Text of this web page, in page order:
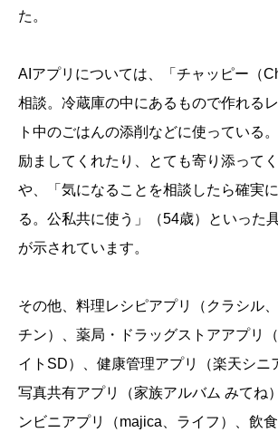
た。
AIアプリについては、「チャッピー（
相談。冷蔵庫の中にあるもので作れる
ト中のごはんの添削などに使っている
励ましてくれたり、とても寄り添って
や、「気になることを相談したら確実
る。公私共に使う」（54歳）といった
が示されています。
その他、料理レシピアプリ（クラシル
チン）、薬局・ドラッグストアアプリ
イトSD）、健康管理アプリ（楽天シニ
写真共有アプリ（家族アルバム みてね
ンビニアプリ（majica、ライフ）、飲